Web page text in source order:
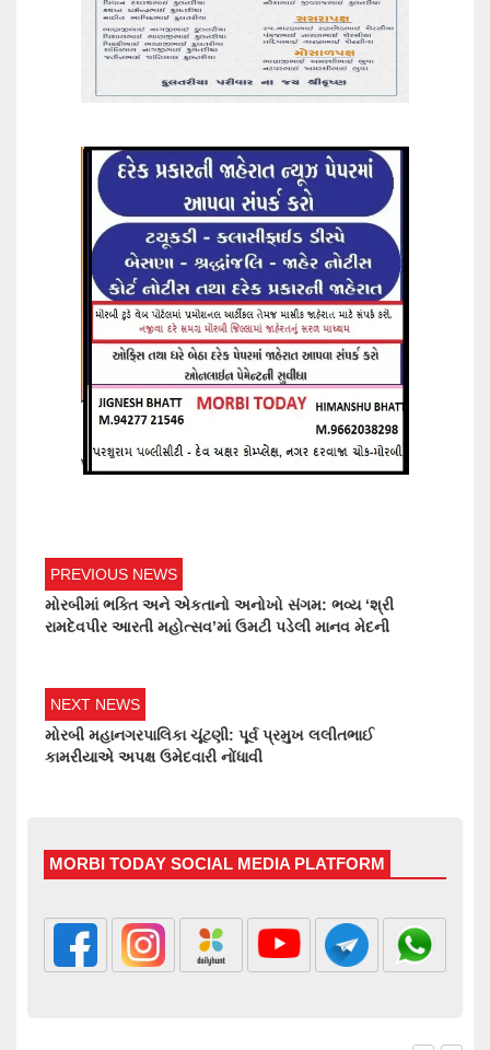
PREVIOUS NEWS
મોરબીમાં ભક્તિ અને એકતાનો અનોખો સંગમ: ભવ્ય ‘શ્રી
રામદેવપીર આરતી મહોત્સવ’માં ઉમટી પડેલી માનવ મેદની
NEXT NEWS
મોરબી મહાનગરપાલિકા ચૂંટણી: પૂર્વ પ્રમુખ લલીતભાઈ
કામરીયાએ અપક્ષ ઉમેદવારી નોંધાવી
MORBI TODAY SOCIAL MEDIA PLATFORM